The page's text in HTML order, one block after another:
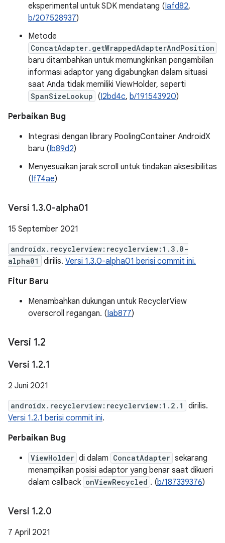
eksperimental untuk SDK mendatang (Iafd82,
b/207528937)
Metode
ConcatAdapter.getWrappedAdapterAndPosition
baru ditambahkan untuk memungkinkan pengambilan
informasi adaptor yang digabungkan dalam situasi
saat Anda tidak memiliki ViewHolder, seperti
SpanSizeLookup (I2bd4c, b/191543920)
Perbaikan Bug
Integrasi dengan library PoolingContainer AndroidX
baru (Ib89d2)
Menyesuaikan jarak scroll untuk tindakan aksesibilitas
(If74ae)
Versi 1.3.0-alpha01
15 September 2021
androidx.recyclerview:recyclerview:1.3.0-
alpha01
dirilis. Versi 1.3.0-alpha01 berisi commit ini.
Fitur Baru
Menambahkan dukungan untuk RecyclerView
overscroll regangan. (Iab877)
Versi 1.2
Versi 1.2.1
2 Juni 2021
androidx.recyclerview:recyclerview:1.2.1
dirilis.
Versi 1.2.1 berisi commit ini.
Perbaikan Bug
ViewHolder di dalam ConcatAdapter sekarang
menampilkan posisi adaptor yang benar saat dikueri
dalam callback onViewRecycled . (b/187339376)
Versi 1.2.0
7 April 2021